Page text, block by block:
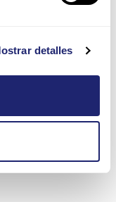
detalles
con